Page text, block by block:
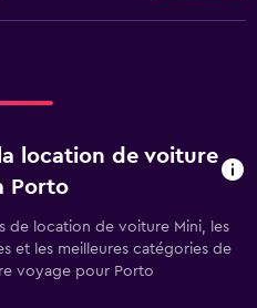
location de voiture
Porto
de location de voiture Mini, les
et les meilleures catégories de
voyage pour Porto